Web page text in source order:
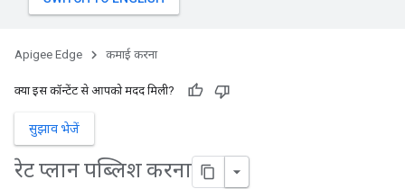
Apigee Edge कमाई करना
क्या इस कॉन्टेंट से आपको मदद मिली?
सुझाव भेजें
रेट प्लान पब्लिश करना